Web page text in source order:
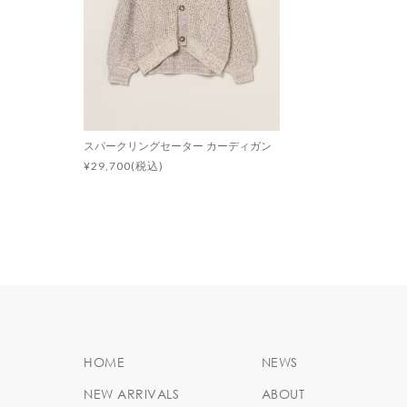
スパークリングセーター カーディガン
¥29,700(税込)
HOME
NEW ARRIVALS
NEWS
ABOUT